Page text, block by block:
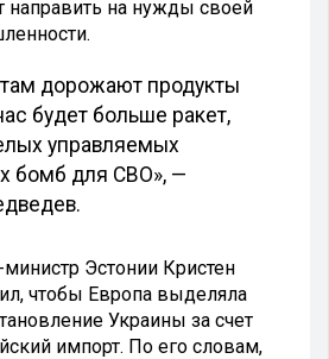
направить на нужды своей
там дорожают продукты
будет больше ракет,
управляемых
бомб для СВО», —
Эстонии Кристен
чтобы Европа выделяла
Украины за счет
импорт. По его словам,